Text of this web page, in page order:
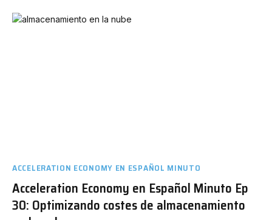
ACCELERATION ECONOMY EN ESPAÑOL MINUTO
Acceleration Economy en Español Minuto Ep
30: Optimizando costes de almacenamiento